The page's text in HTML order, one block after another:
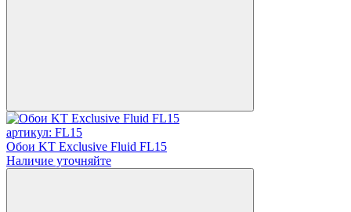
артикул: FL15
Обои KT Exclusive Fluid FL15
Наличие уточняйте